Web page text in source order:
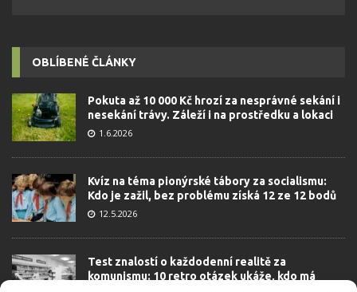
OBLÍBENÉ ČLÁNKY
Pokuta až 10 000 Kč hrozí za nesprávné sekání i
nesekání trávy. Záleží i na prostředku a lokaci
1.6.2026
Kvíz na téma pionýrské tábory za socialismu:
Kdo je zažil, bez problému získá 12 ze 12 bodů
12.5.2026
Test znalostí o každodenní realitě za
komunismu: 10 retro otázek ukáže, kdo má